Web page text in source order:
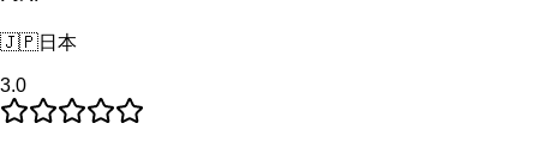
🇯🇵日本
3.0